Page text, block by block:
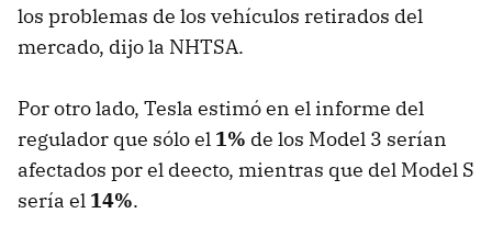
los problemas de los vehículos retirados del
mercado, dijo la NHTSA.
Por otro lado, Tesla estimó en el informe del
regulador que sólo el 1% de los Model 3 serían
afectados por el deecto, mientras que del Model S
sería el 14%.